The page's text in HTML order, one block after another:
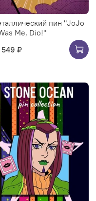
пин "JoJo
Me, Dio!"
549 ₽